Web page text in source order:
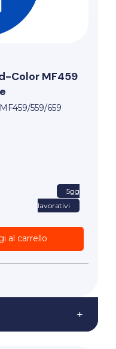
Color MF459
559/659
5gg
lavorativi
al carrello
+